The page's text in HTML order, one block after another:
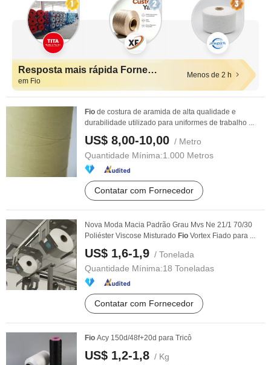
Resposta mais rápida Fornecedores
em Fio
Menos de 2 h
Fio de costura de aramida de alta qualidade e
durabilidade utilizado para uniformes de trabalho ...
US$ 8,00-10,00 / Metro
Quantidade Mínima:1.000 Metros
Contatar com Fornecedor
Nova Moda Macia Padrão Grau Mvs Ne 21/1 70/30
Poliéster Viscose Misturado Fio Vortex Fiado para ...
US$ 1,6-1,9 / Tonelada
Quantidade Mínima:18 Toneladas
Contatar com Fornecedor
Fio Acy 150d/48f+20d para Tricô
US$ 1,2-1,8 / Kg